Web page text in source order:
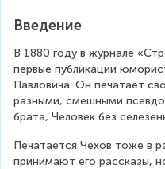
Введение
В 1880 году в журнале
первые публикации
Павловича. Он печатает
разными, смешными
брата, Человек без
Печатается Чехов тоже в
принимают его рассказы,